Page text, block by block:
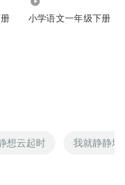
天居然独特的天然
小学语文一年级下册
想云起时 我就静静地